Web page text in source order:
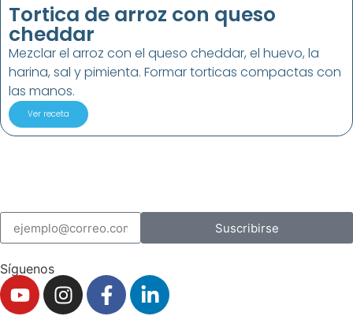
Tortica de arroz con queso
cheddar
Mezclar el arroz con el queso cheddar, el huevo, la
harina, sal y pimienta. Formar torticas compactas con
las manos.
Ver receta
Suscribirse
Síguenos